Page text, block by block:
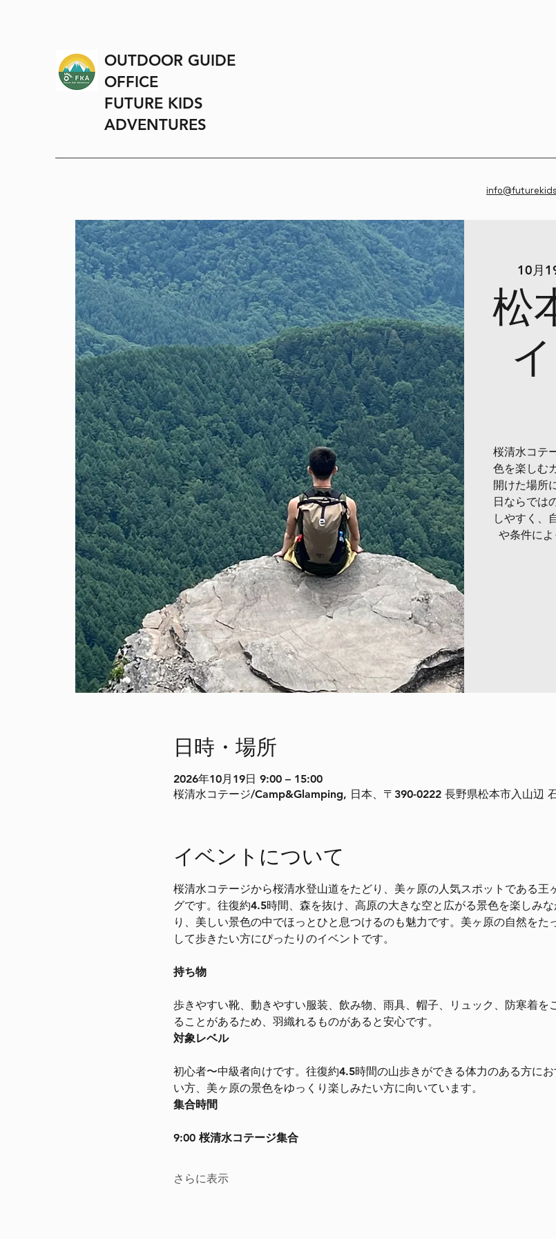
OUTDOOR GUIDE
OFFICE
FUTURE KIDS
ADVENTURES
10月
松
桜清水コテ
色を楽しむ
開けた場所
日ならでは
しやすく、
や条件に
日時・場所
2026年10月19日 9:00 – 15:00
桜清水コテージ/Camp&Glamping, 日本、〒390-0222 長野県松本市入山辺
イベントについて
桜清水コテージから桜清水登山道をたどり、美ヶ原の人気スポットである王
グです。往復約4.5時間、森を抜け、高原の大きな空と広がる景色を楽しみ
り、美しい景色の中でほっとひと息つけるのも魅力です。美ヶ原の自然を
して歩きたい方にぴったりのイベントです。
持ち物
歩きやすい靴、動きやすい服装、飲み物、雨具、帽子、リュック、防寒着を
ることがあるため、羽織れるものがあると安心です。
対象レベル
初心者〜中級者向けです。往復約4.5時間の山歩きができる体力のある方に
い方、美ヶ原の景色をゆっくり楽しみたい方に向いています。
集合時間
9:00 桜清水コテージ集合
さらに表示